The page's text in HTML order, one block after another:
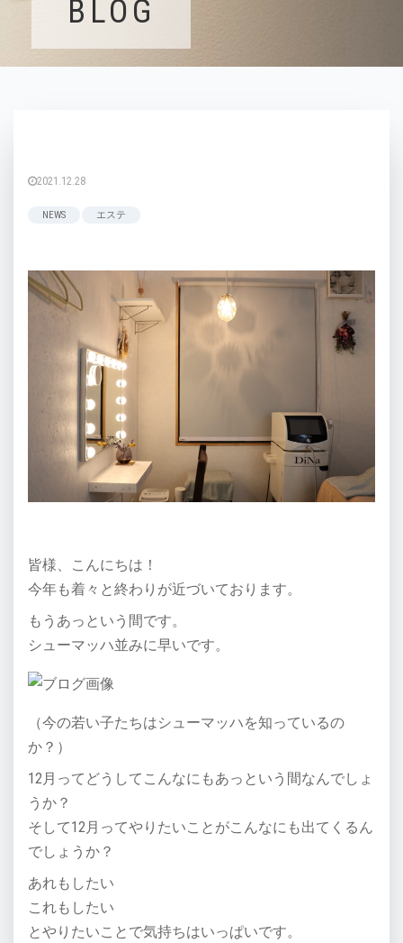
BLOG
2021.12.28
NEWS エステ
皆様、こんにちは！
今年も着々と終わりが近づいております。
もうあっという間です。
シューマッハ並みに早いです。
（今の若い子たちはシューマッハを知っているの
か？）
12月ってどうしてこんなにもあっという間なんでしょ
うか？
そして12月ってやりたいことがこんなにも出てくるん
でしょうか？
あれもしたい
これもしたい
とやりたいことで気持ちはいっぱいです。